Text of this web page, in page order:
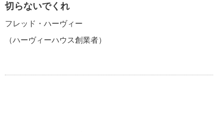
切らないでくれ
フレッド・ハーヴィー
（ハーヴィーハウス創業者）